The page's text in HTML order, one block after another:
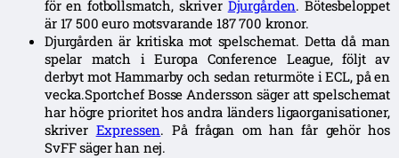
för en fotbollsmatch, skriver Djurgården. Bötesbeloppet
är 17 500 euro motsvarande 187 700 kronor.
Djurgården är kritiska mot spelschemat. Detta då man
spelar match i Europa Conference League, följt av
derbyt mot Hammarby och sedan returmöte i ECL, på en
vecka.Sportchef Bosse Andersson säger att spelschemat
har högre prioritet hos andra länders ligaorganisationer,
skriver Expressen. På frågan om han får gehör hos
SvFF säger han nej.